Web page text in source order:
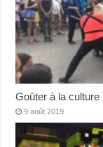
Goûter à la
9 août 2019